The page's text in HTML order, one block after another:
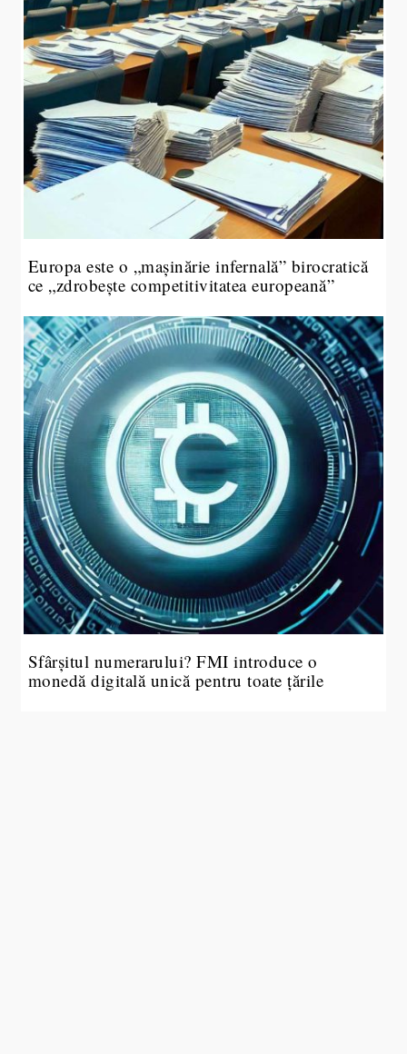
Europa este o „mașinărie infernală” birocratică
ce „zdrobește competitivitatea europeană”
Sfârșitul numerarului? FMI introduce o
monedă digitală unică pentru toate țările